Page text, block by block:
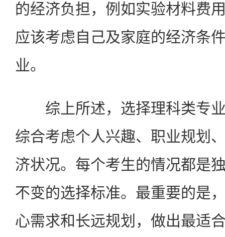
的经济负担，例如实验材料费
应该考虑自己及家庭的经济条
业。
综上所述，选择理科类专业
综合考虑个人兴趣、职业规划
济状况。每个考生的情况都是
不变的选择标准。最重要的是
心需求和长远规划，做出最适